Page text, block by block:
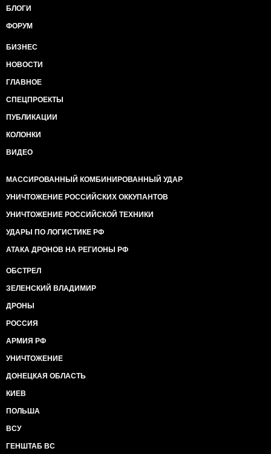
БЛОГИ
ФОРУМ
БИЗНЕС
НОВОСТИ
ГЛАВНОЕ
СПЕЦПРОЕКТЫ
ПУБЛИКАЦИИ
КОЛОНКИ
ВИДЕО
МАССИРОВАННЫЙ КОМБИНИРОВАННЫЙ УДАР
УНИЧТОЖЕНИЕ РОССИЙСКИХ ОККУПАНТОВ
УНИЧТОЖЕНИЕ РОССИЙСКОЙ ТЕХНИКИ
УДАРЫ ПО ЛОГИСТИКЕ РФ
АТАКА ДРОНОВ НА РЕГИОНЫ РФ
ОБСТРЕЛ
ЗЕЛЕНСКИЙ ВЛАДИМИР
ДРОНЫ
РОССИЯ
АРМИЯ РФ
УНИЧТОЖЕНИЕ
ДОНЕЦКАЯ ОБЛАСТЬ
КИЕВ
ПОЛЬША
ВСУ
ГЕНШТАБ ВС